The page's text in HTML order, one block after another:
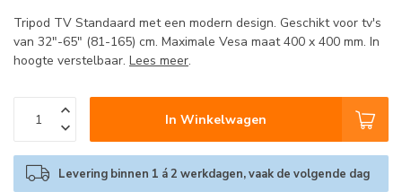
Tripod TV Standaard met een modern design. Geschikt voor tv's
van 32"-65" (81-165) cm. Maximale Vesa maat 400 x 400 mm. In
hoogte verstelbaar. Lees meer.
In Winkelwagen
Levering binnen 1 á 2 werkdagen, vaak de volgende dag